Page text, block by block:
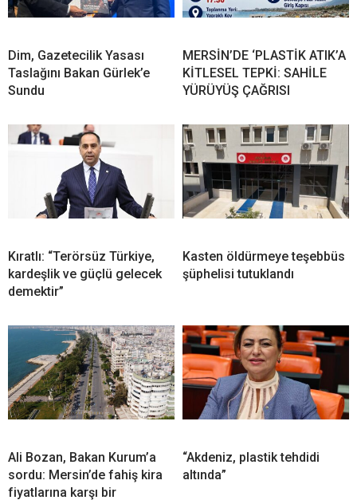
Dim, Gazetecilik Yasası
Taslağını Bakan Gürlek’e
Sundu
MERSİN’DE ‘PLASTİK ATIK’A
KİTLESEL TEPKİ: SAHİLE
YÜRÜYÜŞ ÇAĞRISI
Kıratlı: “Terörsüz Türkiye,
kardeşlik ve güçlü gelecek
demektir”
Kasten öldürmeye teşebbüs
şüphelisi tutuklandı
Ali Bozan, Bakan Kurum’a
sordu: Mersin’de fahiş kira
fiyatlarına karşı bir
“Akdeniz, plastik tehdidi
altında”